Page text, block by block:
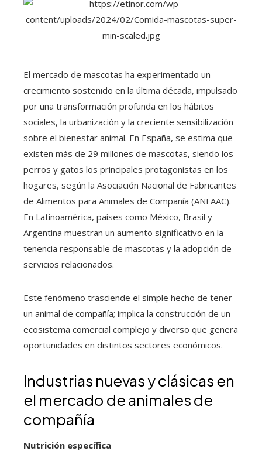
El mercado de mascotas ha experimentado un
crecimiento sostenido en la última década, impulsado
por una transformación profunda en los hábitos
sociales, la urbanización y la creciente sensibilización
sobre el bienestar animal. En España, se estima que
existen más de 29 millones de mascotas, siendo los
perros y gatos los principales protagonistas en los
hogares, según la Asociación Nacional de Fabricantes
de Alimentos para Animales de Compañía (ANFAAC).
En Latinoamérica, países como México, Brasil y
Argentina muestran un aumento significativo en la
tenencia responsable de mascotas y la adopción de
servicios relacionados.
Este fenómeno trasciende el simple hecho de tener
un animal de compañía; implica la construcción de un
ecosistema comercial complejo y diverso que genera
oportunidades en distintos sectores económicos.
Industrias nuevas y clásicas en
el mercado de animales de
compañía
Nutrición específica